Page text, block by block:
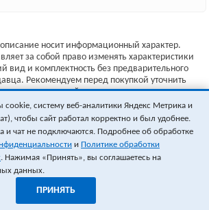
носит информационный характер.
за собой право изменять характеристики
вид и комплектность без предварительного
Рекомендуем перед покупкой уточнить
товара на сайте производителя.
являются публичной офертой (ст.435 ГК РФ).
наличие товара уточняйте у менеджера.
систему веб-аналитики Яндекс Метрика и
чтобы сайт работал корректно и был удобнее.
и чат не подключаются. Подробнее об обработке
и Политике обработки
. Нажимая «Принять», вы соглашаетесь на
данных.
ПРИНЯТЬ